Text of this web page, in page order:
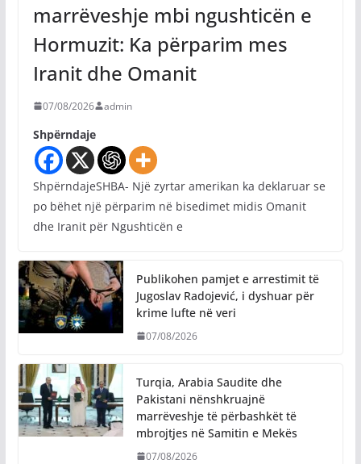
marrëveshje mbi ngushticën e
Hormuzit: Ka përparim mes
Iranit dhe Omanit
07/08/2026 admin
Shpërndaje
ShpërndajeSHBA- Një zyrtar amerikan ka deklaruar se
po bëhet një përparim në bisedimet midis Omanit
dhe Iranit për Ngushticën e
Publikohen pamjet e arrestimit të
Jugoslav Radojević, i dyshuar për
krime lufte në veri
07/08/2026
Turqia, Arabia Saudite dhe
Pakistani nënshkruajnë
marrëveshje të përbashkët të
mbrojtjes në Samitin e Mekës
07/08/2026